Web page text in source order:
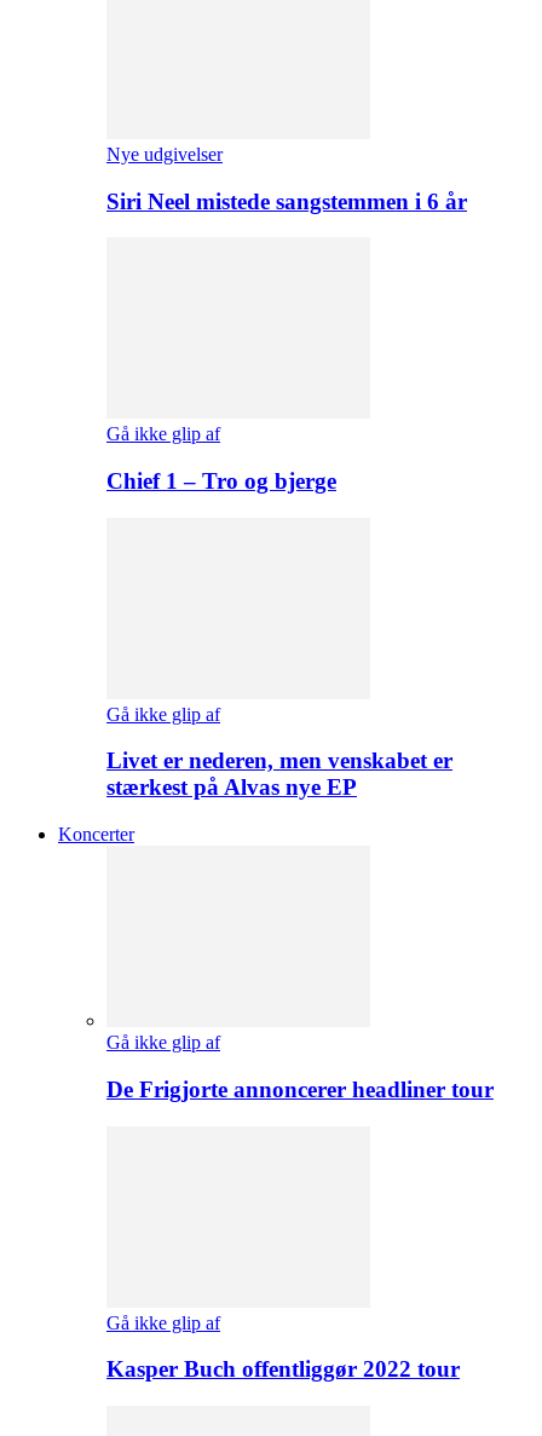
Nye udgivelser
Siri Neel mistede sangstemmen i 6 år
Gå ikke glip af
Chief 1 – Tro og bjerge
Gå ikke glip af
Livet er nederen, men venskabet er
stærkest på Alvas nye EP
Koncerter
Gå ikke glip af
De Frigjorte annoncerer headliner tour
Gå ikke glip af
Kasper Buch offentliggør 2022 tour